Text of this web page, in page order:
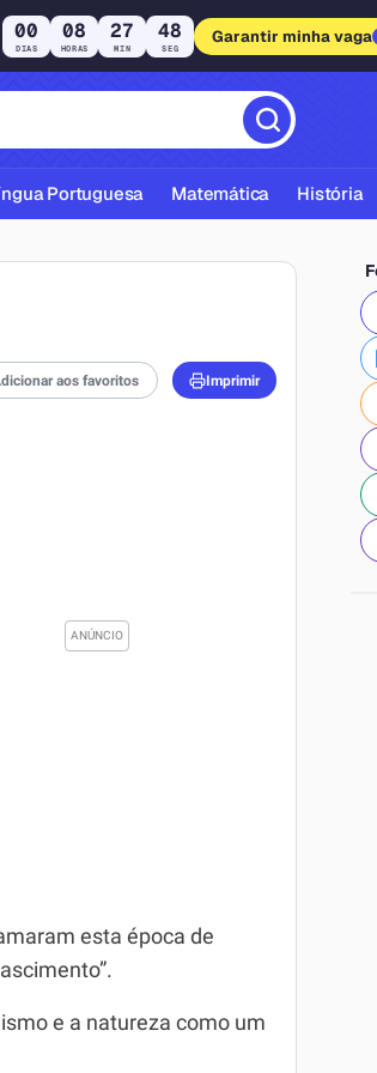
00
DIAS
08
HORAS
27
MIN
47
SEG
Garantir minha vaga
Portuguesa Matemática História
aos favoritos Imprimir
esta época de
e a natureza como um